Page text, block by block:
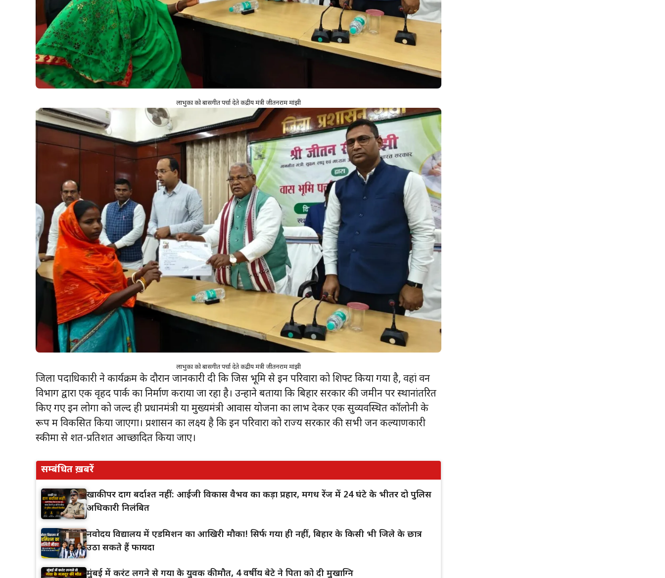
लाभुकों को बासगीत पर्चा देते केंद्रीय मंत्री जीतनराम मांझी
लाभुकों को बासगीत पर्चा देते केंद्रीय मंत्री जीतनराम मांझी
जिला पदाधिकारी ने कार्यक्रम के दौरान जानकारी दी कि जिस भूमि से इन परिवारों को शिफ्ट किया गया है, वहां वन
विभाग द्वारा एक वृहद पार्क का निर्माण कराया जा रहा है। उन्होंने बताया कि बिहार सरकार की जमीन पर स्थानांतरित
किए गए इन लोगों को जल्द ही प्रधानमंत्री या मुख्यमंत्री आवास योजना का लाभ देकर एक सुव्यवस्थित कॉलोनी के
रूप में विकसित किया जाएगा। प्रशासन का लक्ष्य है कि इन परिवारों को राज्य सरकार की सभी जन कल्याणकारी
स्कीमों से शत-प्रतिशत आच्छादित किया जाए।
सम्बंधित ख़बरें
खाकी पर दाग बर्दाश्त नहीं: आईजी विकास वैभव का कड़ा प्रहार, मगध रेंज में 24 घंटे के भीतर दो पुलिस
अधिकारी निलंबित
नवोदय विद्यालय में एडमिशन का आखिरी मौका! सिर्फ गया ही नहीं, बिहार के किसी भी जिले के छात्र
उठा सकते हैं फायदा
मुंबई में करंट लगने से गया के युवक की मौत, 4 वर्षीय बेटे ने पिता को दी मुखाग्नि